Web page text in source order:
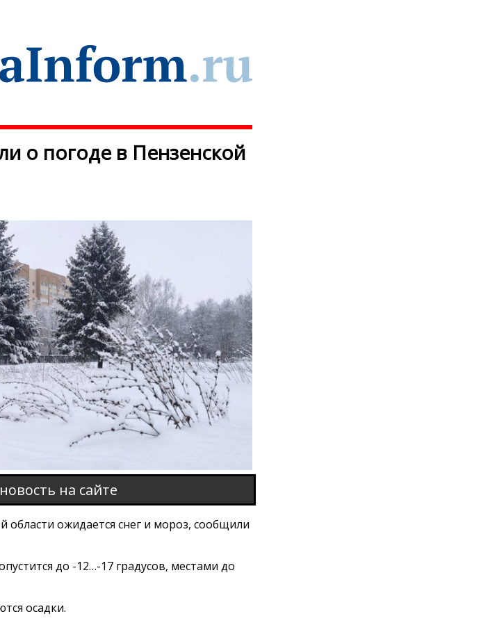
о погоде в Пензенской
на сайте
области ожидается снег и мороз, сообщили
до -12…-17 градусов, местами до
осадки.